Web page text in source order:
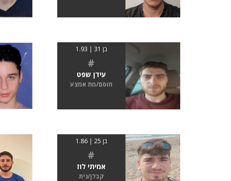
בן 31 | 1.93
#
עידן שפט
חוסם/מת אמצע
בן 25 | 1.86
#
אמיתי לוז
קבלן/נית